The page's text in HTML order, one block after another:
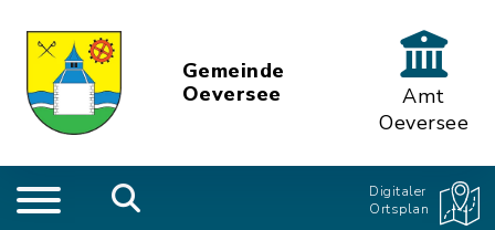
Gemeinde
Oeversee
Amt
Oeversee
Digitaler
Ortsplan